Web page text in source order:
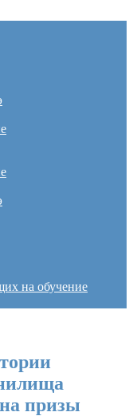
на обучение
призы